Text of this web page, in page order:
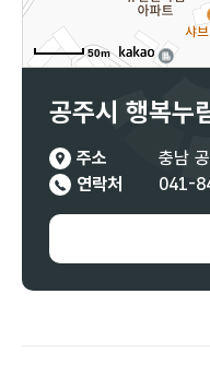
50m
공주시 행복누
주소
충남
연락처
041-